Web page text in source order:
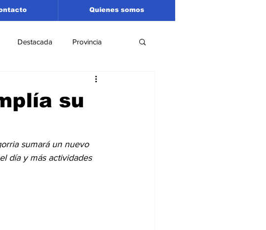
Quienes somos
Destacada Provincia
Santa Fe
Espectáculos
su
sumará un nuevo
día y más actividades